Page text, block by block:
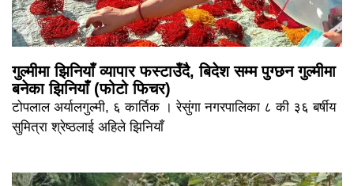
गुल्मीमा झिनियाँ व्यापार फस्टाउँदै, बिदेश सम्म पुग्छन गुल्मीमा
बनेका झिनियाँ (फोटो फिचर)
टोपलाल अर्यालगुल्मी, ६ कार्तिक । रेसुंगा नगरपालिका ८ की ३६ बर्षीय
सुमित्रा श्रेष्ठलाई अहिले झिनियाँ